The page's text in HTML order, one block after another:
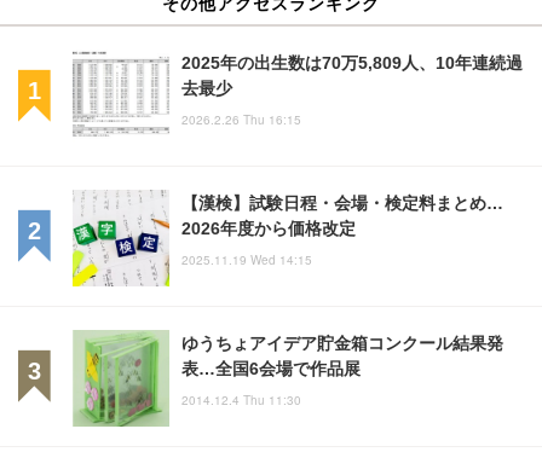
2025年の出生数は70万5,809人、10年連続過
去最少
2026.2.26 Thu 16:15
【漢検】試験日程・会場・検定料まとめ…
2026年度から価格改定
2025.11.19 Wed 14:15
ゆうちょアイデア貯金箱コンクール結果発
表…全国6会場で作品展
2014.12.4 Thu 11:30